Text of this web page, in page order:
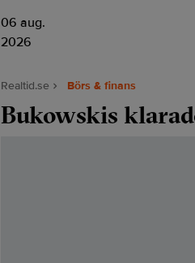
06 aug.
2026
Realtid.se Börs & finans
Bukowskis